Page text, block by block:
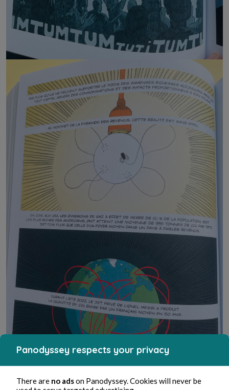
Panodyssey respects your privacy
There are no adson Panodyssey. Cookies will never be